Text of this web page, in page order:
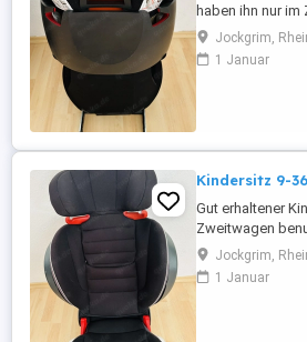
haben ihn nur
daher gut
Kindersitz gerne
Jockgrim,
1 Januar
Kindersitz 9-
Gut erhaltener
Zweitwagen
Interesse
Jockgrim,
1 Januar